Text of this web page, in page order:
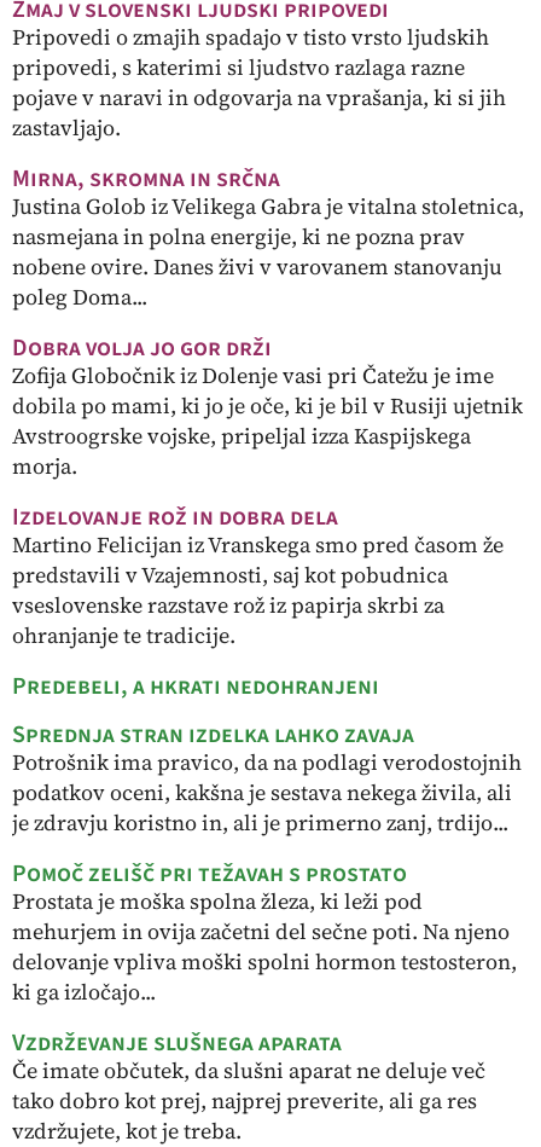
Zmaj v slovenski ljudski pripovedi
Pripovedi o zmajih spadajo v tisto vrsto ljudskih
pripovedi, s katerimi si ljudstvo razlaga razne
pojave v naravi in odgovarja na vprašanja, ki si jih
zastavljajo.
Mirna, skromna in srčna
Justina Golob iz Velikega Gabra je vitalna stoletnica,
nasmejana in polna energije, ki ne pozna prav
nobene ovire. Danes živi v varovanem stanovanju
poleg Doma...
Dobra volja jo gor drži
Zofija Globočnik iz Dolenje vasi pri Čatežu je ime
dobila po mami, ki jo je oče, ki je bil v Rusiji ujetnik
Avstroogrske vojske, pripeljal izza Kaspijskega
morja.
Izdelovanje rož in dobra dela
Martino Felicijan iz Vranskega smo pred časom že
predstavili v Vzajemnosti, saj kot pobudnica
vseslovenske razstave rož iz papirja skrbi za
ohranjanje te tradicije.
Predebeli, a hkrati nedohranjeni
Sprednja stran izdelka lahko zavaja
Potrošnik ima pravico, da na podlagi verodostojnih
podatkov oceni, kakšna je sestava nekega živila, ali
je zdravju koristno in, ali je primerno zanj, trdijo...
Pomoč zelišč pri težavah s prostato
Prostata je moška spolna žleza, ki leži pod
mehurjem in ovija začetni del sečne poti. Na njeno
delovanje vpliva moški spolni hormon testosteron,
ki ga izločajo...
Vzdrževanje slušnega aparata
Če imate občutek, da slušni aparat ne deluje več
tako dobro kot prej, najprej preverite, ali ga res
vzdržujete, kot je treba.